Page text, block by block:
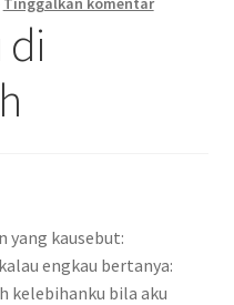
di
yang kausebut:
engkau bertanya:
kelebihanku bila aku